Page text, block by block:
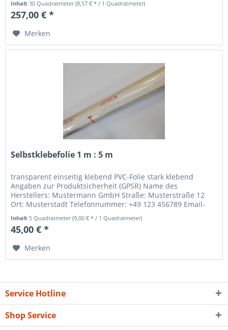
Inhalt30 Quadratmeter(8,57 € * / 1 Quadratmeter)
257,00 € *
Merken
Selbstklebefolie 1 m : 5 m
transparent einseitig klebend PVC-Folie stark klebend
Angaben zur Produktsicherheit (GPSR) Name des
Herstellers: Mustermann GmbH Straße: Musterstraße 12
Ort: Musterstadt Telefonnummer: +49 123 456789 Email-
Inhalt 5 Quadratmeter(9,00 € * / 1 Quadratmeter)
45,00 € *
Merken
Service Hotline
Shop Service